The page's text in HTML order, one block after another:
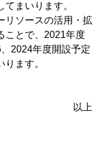
まいります。
リソースの活用・拡
ことで、2021年度
2024年度開設予定
ます。
以上